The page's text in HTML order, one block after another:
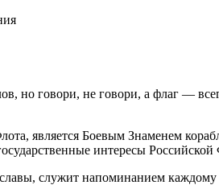
но говори, не говори, а флаг —
является Боевым Знаменем
интересы
служит напоминанием